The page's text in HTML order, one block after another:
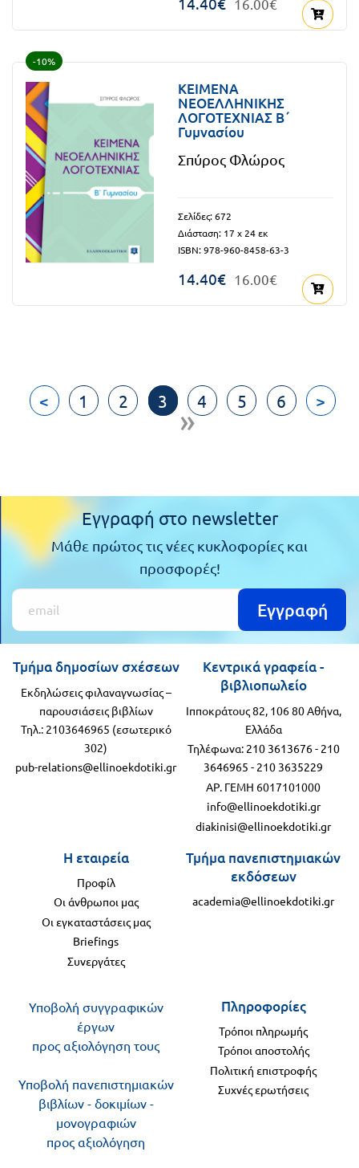
16.00€
-10%
ΚΕΙΜΕΝΑ
ΝΕΟΕΛΛΗΝΙΚΗΣ
ΛΟΓΟΤΕΧΝΙΑΣ Β΄
Γυμνασίου
Σπύρος Φλώρος
Σελίδες: 672
Διάσταση: 17 x 24 εκ
ISBN: 978-960-8458-63-3
14.40€ 16.00€
< 1 2 3 4 5 6 >
»
Εγγραφή στο newsletter
Μάθε πρώτος τις νέες κυκλοφορίες και
προσφορές!
Εγγραφή
Κεντρικά γραφεία -
βιβλιοπωλείο
Ιπποκράτους 82, 106 80 Αθήνα,
Ελλάδα
Τηλέφωνα: 210 3613676- 210
3646965 - 210 3635229
ΑΡ. ΓΕΜΗ 6017101000
info@ellinoekdotiki.gr
diakinisi@ellinoekdotiki.gr
Η εταιρεία
Προφίλ
Οι άνθρωποι μας
Οι εγκαταστάσεις μας
Briefings
Συνεργάτες
Τμήμα δημοσίων σχέσεων
Εκδηλώσεις φιλαναγνωσίας –
παρουσιάσεις βιβλίων
Τηλ.: 2103646965 (εσωτερικό
302)
pub-relations@ellinoekdotiki.gr
Τμήμα πανεπιστημιακών
εκδόσεων
academia@ellinoekdotiki.gr
Πληροφορίες
Τρόποι πληρωμής
Τρόποι αποστολής
Πολιτική επιστροφής
Συχνές ερωτήσεις
Υποβολή συγγραφικών
έργων
προς αξιολόγηση τους
Υποβολή πανεπιστημιακών
βιβλίων - δοκιμίων -
μονογραφιών
προς αξιολόγηση